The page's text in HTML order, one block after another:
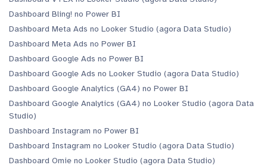
Dashboard Bling! no Power BI
Dashboard Meta Ads no Looker Studio (agora Data Studio)
Dashboard Meta Ads no Power BI
Dashboard Google Ads no Power BI
Dashboard Google Ads no Looker Studio (agora Data Studio)
Dashboard Google Analytics (GA4) no Power BI
Dashboard Google Analytics (GA4) no Looker Studio (agora Data
Studio)
Dashboard Instagram no Power BI
Dashboard Instagram no Looker Studio (agora Data Studio)
Dashboard Omie no Looker Studio (agora Data Studio)